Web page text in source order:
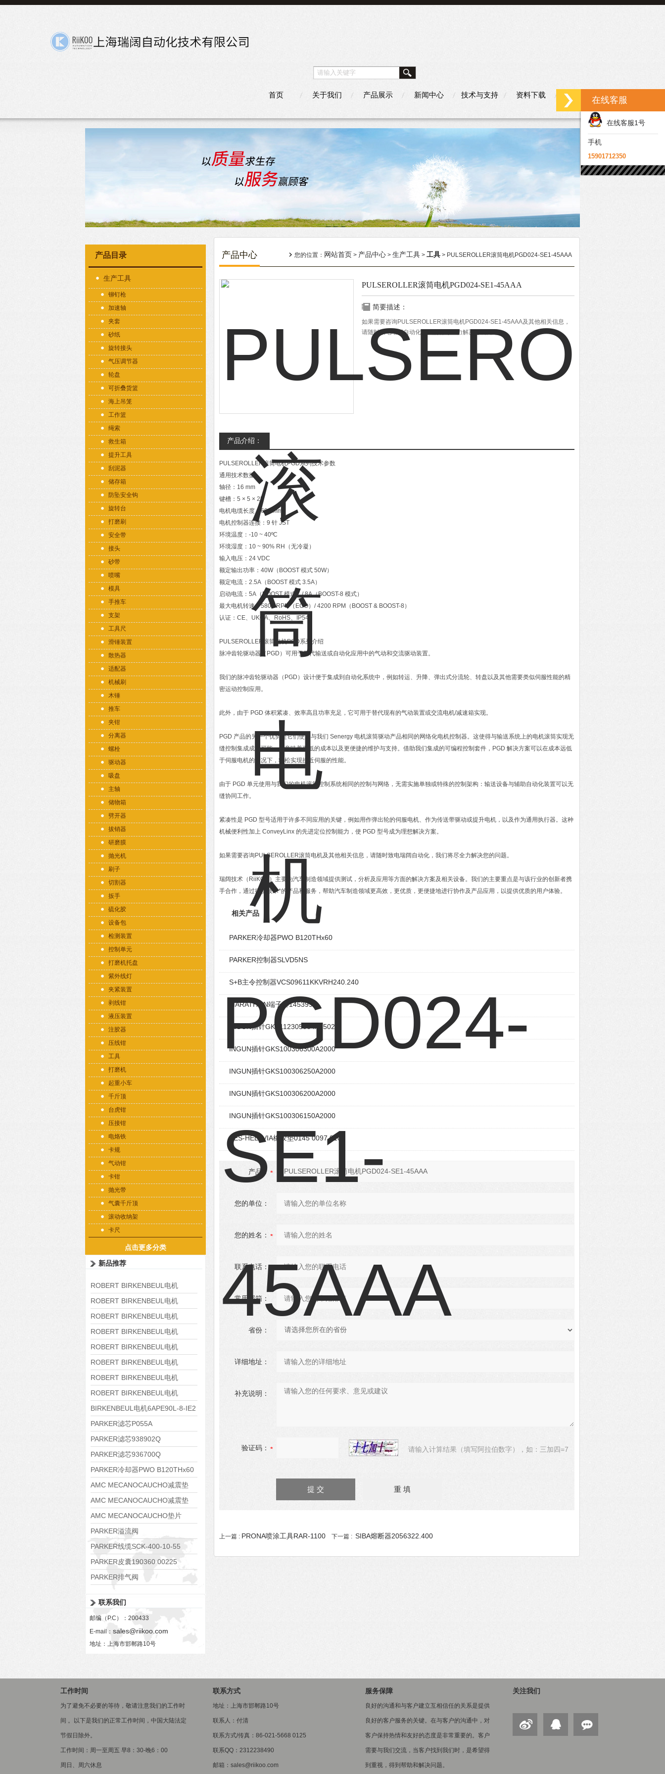
首页 关于我们 产品展示 新闻中心 技术与支持 资料下载 联系我们
产品目录
生产工具
铆钉枪
加速轴
夹套
砂纸
旋转接头
气压调节器
轮盘
可折叠货篮
海上吊笼
工作篮
绳索
救生箱
提升工具
刮泥器
储存箱
防坠安全钩
旋转台
打磨刷
安全带
接头
砂带
喷嘴
模具
手推车
支架
工具尺
滑锤装置
散热器
适配器
机械刷
木锤
推车
夹钳
分离器
螺栓
驱动器
吸盘
主轴
储物箱
劈开器
拔销器
研磨膜
抛光机
刷子
切割器
扳手
硫化胶
设备包
检测装置
控制单元
打磨机托盘
紫外线灯
夹紧装置
剥线钳
液压装置
注胶器
压线钳
工具
打磨机
起重小车
千斤顶
台虎钳
压接钳
电烙铁
卡规
气动钳
卡钳
抛光带
气囊千斤顶
滚动收纳架
卡尺
点击更多分类
新品推荐
ROBERT BIRKENBEUL电机
8APE225M-4-IE3
ROBERT BIRKENBEUL电机
8APE180L-4 IE3
ROBERT BIRKENBEUL电机
8APE160M-6 IE3
ROBERT BIRKENBEUL电机
8APE160L-4-IE3
ROBERT BIRKENBEUL电机
8APE112M-6K-IE3
ROBERT BIRKENBEUL电机
8APE100L-2 IE3
ROBERT BIRKENBEUL电机
8APE90S-4 IE3
ROBERT BIRKENBEUL电机
8APE80M-2K-IE3
BIRKENBEUL电机6APE90L-8-IE2
PARKER滤芯P055A
PARKER滤芯938902Q
PARKER滤芯936700Q
PARKER冷却器PWO B120THx60
AMC MECANOCAUCHO减震垫
138552
AMC MECANOCAUCHO减震垫
138551
AMC MECANOCAUCHO垫片
608074
PARKER溢流阀
RE06M35W2N1KWXG087
PARKER线缆SCK-400-10-55
PARKER皮囊190360 00225
PARKER排气阀
联系我们
邮编（P.C）：200433
E-mail： sales@riikoo.com
地址：上海市邯郸路10号
产品中心 您的位置： 网站首页 > 产品中心 > 生产工具 > 工具 > PULSEROLLER滚筒电机PGD024-SE1-45AAA
PULSEROLLER滚筒电机PGD024-SE1-45AAA
简要描述：
如果需要咨询PULSEROLLER滚筒电机PGD024-SE1-45AAA及其他相关信息，
请随时致电瑞阔自动化，我们将尽全力解决您的问题。
产品介绍：
PULSEROLLER滚筒电机PGD系列技术参数
通用技术数据
轴径：16 mm
键槽：5 × 5 × 25
电机电缆长度：600 mm
电机控制器连接：9 针 JST
环境温度：-10 ~ 40ºC
环境湿度：10 ~ 90% RH（无冷凝）
输入电压：24 VDC
额定输出功率：40W（BOOST 模式 50W）
额定电流：2.5A（BOOST 模式 3.5A）
启动电流：5A（BOOST 模式）/ 8A（BOOST-8 模式）
最大电机转速：5800 RPM（ECO）/ 4200 RPM（BOOST & BOOST-8）
认证：CE、UKCA、RoHS、IP54
PULSEROLLER滚筒电机PGD系列介绍
脉冲齿轮驱动器（PGD）可用于替代输送或自动化应用中的气动和交流驱动装置。
我们的脉冲齿轮驱动器（PGD）设计便于集成到自动化系统中，例如转运、升降、弹出式分流轮、转盘以及其他需要类似伺服性能的精
密运动控制应用。
此外，由于 PGD 体积紧凑、效率高且功率充足，它可用于替代现有的气动装置或交流电机/减速箱实现。
PGD 产品的另一个优势是它们使用与我们 Senergy 电机滚筒驱动产品相同的网络化电机控制器。这使得与输送系统上的电机滚筒实现无
缝控制集成成为可能，也意味着更低的成本以及更便捷的维护与支持。借助我们集成的可编程控制套件，PGD 解决方案可以在成本远低
于伺服电机的情况下，轻松实现接近伺服的性能。
由于 PGD 单元使用与我们的电机滚筒控制系统相同的控制与网络，无需实施单独或特殊的控制架构：输送设备与辅助自动化装置可以无
缝协同工作。
紧凑性是 PGD 型号适用于许多不同应用的关键，例如用作弹出轮的伺服电机、作为传送带驱动或提升电机，以及作为通用执行器。这种
机械便利性加上 ConveyLinx 的先进定位控制能力，使 PGD 型号成为理想解决方案。
如果需要咨询PULSEROLLER滚筒电机及其他相关信息，请随时致电瑞阔自动化，我们将尽全力解决您的问题。
瑞阔技术（RiiKOO）主要为汽车制造领域提供测试，分析及应用等方面的解决方案及相关设备。我们的主要重点是与该行业的创新者携
手合作，通过提供技术*的产品和服务，帮助汽车制造领域更高效，更优质，更便捷地进行协作及产品应用，以提供优质的用户体验。
相关产品
PARKER冷却器PWO B120THx60
PARKER控制器SLVD5NS
S+B主令控制器VCS09611KKVRH240.240
MARATHON端子排1453992
INGUN插针GKS112305064A1502M
INGUN插针GKS100306300A2000
INGUN插针GKS100306250A2000
INGUN插针GKS100306200A2000
INGUN插针GKS100306150A2000
SES-HELAVIA橡胶垫0145 0097 010
产品：
您的单位：
您的姓名：
联系电话：
常用邮箱：
省份：
详细地址：
补充说明：
验证码： 请输入计算结果（填写阿拉伯数字），如：三加四=7
上一篇 : PRONA喷涂工具RAR-1100 下一篇 : SIBA熔断器2056322.400
工作时间
为了避免不必要的等待，敬请注意我们的工作时
间 。以下是我们的正常工作时间，中国大陆法定
节假日除外。
工作时间：周一至周五 早8：30-晚6：00
周日、周六休息
联系方式
地址：上海市邯郸路10号
联系人：付清
联系方式/传真：86-021-5668 0125
联系QQ：2312238490
邮箱：sales@riikoo.com
服务保障
良好的沟通和与客户建立互相信任的关系是提供
良好的客户服务的关键。在与客户的沟通中，对
客户保持热情和友好的态度是非常重要的。客户
需要与我们交流，当客户找到我们时，是希望得
到重视，得到帮助和解决问题。
关注我们
在线客服
在线客服1号
手机
15901712350